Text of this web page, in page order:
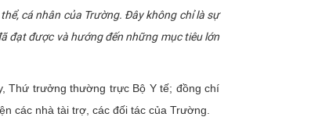
cá nhân của Trường. Đây không chỉ là sự
đạt được và hướng đến những mục tiêu lớn
Thứ trưởng thường trực Bộ Y tế; đồng chí
các nhà tài trợ, các đối tác của Trường.